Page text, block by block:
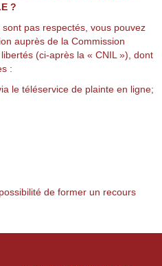
?
pas respectés, vous pouvez
auprès de la Commission
(ci-après la « CNIL »), dont
:
le téléservice de plainte en ligne;
de former un recours